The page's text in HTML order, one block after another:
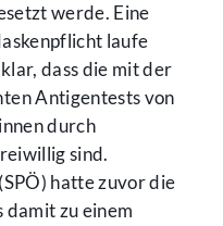
werde. Eine
laufe
dass die mit der
Antigentests von
durch
sind.
hatte zuvor die
damit zu einem